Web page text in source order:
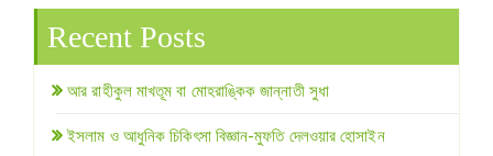
Recent Posts
আর রাহীকুল মাখতূম বা মোহরাঙ্কিক জান্নাতী সুধা
ইসলাম ও আধুনিক চিকিৎসা বিজ্ঞান-মুফতি দেলওয়ার হোসাইন